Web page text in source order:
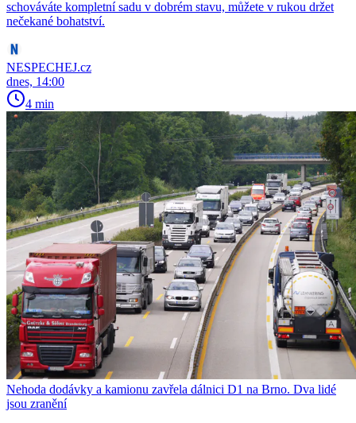
schováváte kompletní sadu v dobrém stavu, můžete v rukou držet
nečekané bohatství.
NESPECHEJ.cz
dnes, 14:00
4 min
Nehoda dodávky a kamionu zavřela dálnici D1 na Brno. Dva lidé
jsou zranění